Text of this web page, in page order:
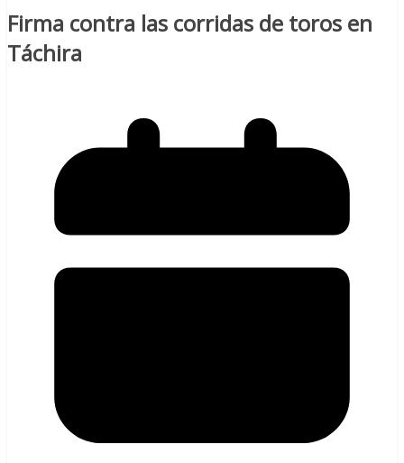
Firma contra las corridas de toros en
Táchira